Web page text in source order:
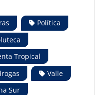
Política
Tropical
Valle
Sur